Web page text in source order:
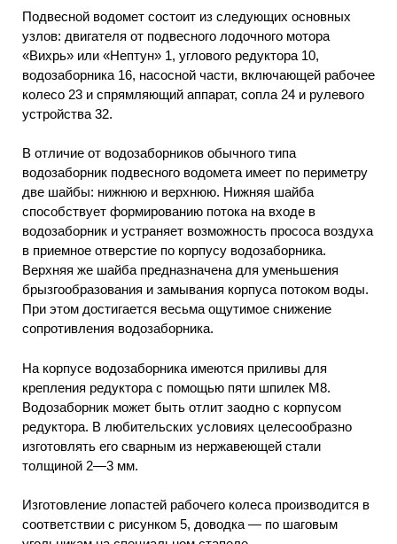
Подвесной водомет состоит из следующих основных
узлов: двигателя от подвесного лодочного мотора
«Вихрь» или «Нептун» 1, углового редуктора 10,
водозаборника 16, насосной части, включающей рабочее
колесо 23 и спрямляющий аппарат, сопла 24 и рулевого
устройства 32.
В отличие от водозаборников обычного типа
водозаборник подвесного водомета имеет по периметру
две шайбы: нижнюю и верхнюю. Нижняя шайба
способствует формированию потока на входе в
водозаборник и устраняет возможность прососа воздуха
в приемное отверстие по корпусу водозаборника.
Верхняя же шайба предназначена для уменьшения
брызгообразования и замывания корпуса потоком воды.
При этом достигается весьма ощутимое снижение
сопротивления водозаборника.
На корпусе водозаборника имеются приливы для
крепления редуктора с помощью пяти шпилек М8.
Водозаборник может быть отлит заодно с корпусом
редуктора. В любительских условиях целесообразно
изготовлять его сварным из нержавеющей стали
толщиной 2—3 мм.
Изготовление лопастей рабочего колеса производится в
соответствии с рисунком 5, доводка — по шаговым